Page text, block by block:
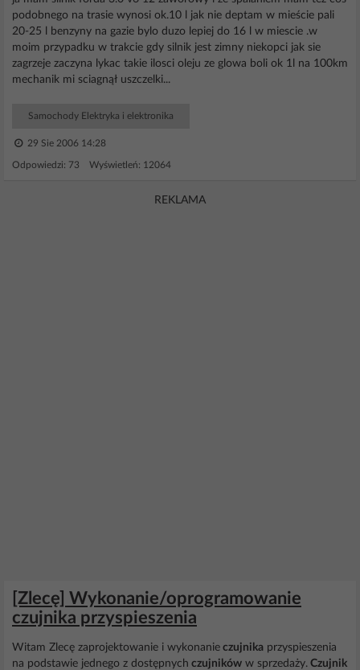
podobnego na trasie wynosi ok.10 l jak nie deptam w mieście pali
20-25 l benzyny na gazie bylo duzo lepiej do 16 l w miescie .w
moim przypadku w trakcie gdy silnik jest zimny niekopci jak sie
zagrzeje zaczyna lykac takie ilosci oleju ze glowa boli ok 1l na 100km
mechanik mi sciagnął uszczelki...
Samochody Elektryka i elektronika
29 Sie 2006 14:28
Odpowiedzi: 73 Wyświetleń: 12064
REKLAMA
[Zlecę] Wykonanie/oprogramowanie
czujnika przyspieszenia
Witam Zlecę zaprojektowanie i wykonanie czujnika przyspieszenia
na podstawie jednego z dostępnych czujników w sprzedaży. Czujnik